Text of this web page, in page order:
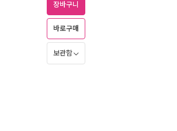
장바구니
바로구매
보관함